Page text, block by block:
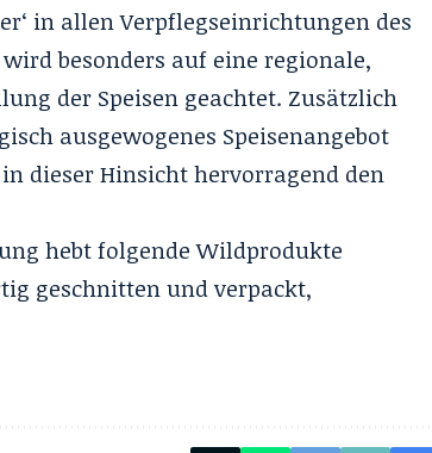
in allen Verpflegseinrichtungen des
besonders auf eine regionale,
der Speisen geachtet. Zusätzlich
ausgewogenes Speisenangebot
dieser Hinsicht hervorragend den
hebt folgende Wildprodukte
geschnitten und verpackt,